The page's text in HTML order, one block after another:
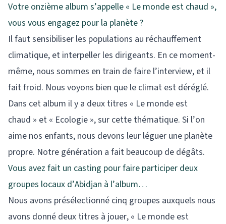
Votre onzième album s’appelle « Le monde est chaud »,
vous vous engagez pour la planète ?
Il faut sensibiliser les populations au réchauffement
climatique, et interpeller les dirigeants. En ce moment-
même, nous sommes en train de faire l’interview, et il
fait froid. Nous voyons bien que le climat est déréglé.
Dans cet album il y a deux titres « Le monde est
chaud » et « Ecologie », sur cette thématique. Si l’on
aime nos enfants, nous devons leur léguer une planète
propre. Notre génération a fait beaucoup de dégâts.
Vous avez fait un casting pour faire participer deux
groupes locaux d’Abidjan à l’album…
Nous avons présélectionné cinq groupes auxquels nous
avons donné deux titres à jouer, « Le monde est